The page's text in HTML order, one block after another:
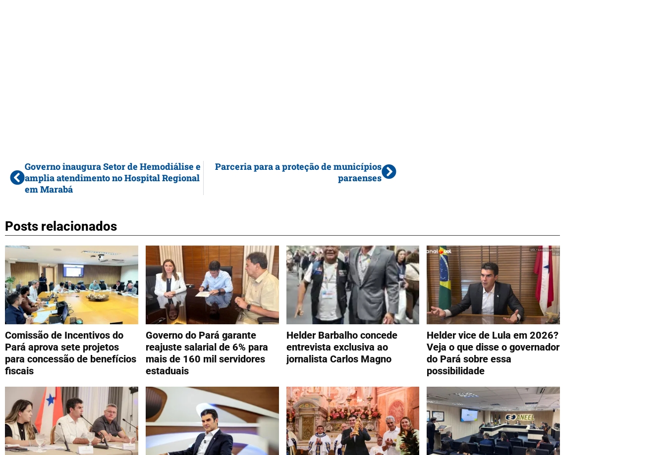
Governo inaugura Setor de Hemodiálise e
amplia atendimento no Hospital Regional
em Marabá
Parceria para a proteção de municípios
paraenses
Posts relacionados
Comissão de Incentivos do
Pará aprova sete projetos
para concessão de benefícios
fiscais
Governo do Pará garante
reajuste salarial de 6% para
mais de 160 mil servidores
estaduais
Helder Barbalho concede
entrevista exclusiva ao
jornalista Carlos Magno
Helder vice de Lula em 2026?
Veja o que disse o governador
do Pará sobre essa
possibilidade